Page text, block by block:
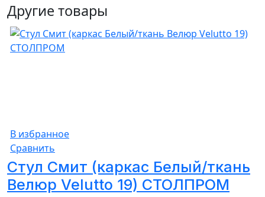
Другие товары
В избранное
Сравнить
Стул Смит (каркас Белый/ткань
Велюр Velutto 19) СТОЛПРОМ